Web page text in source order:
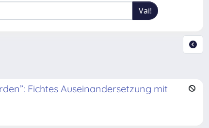
Fichtes Auseinandersetzung mit